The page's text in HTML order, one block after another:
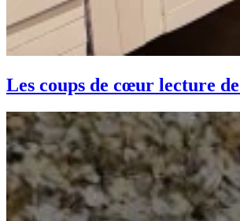
Les coups de cœur lecture de